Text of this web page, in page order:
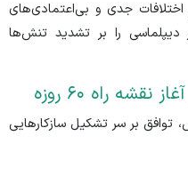
جدی و بی‌اعتمادی‌های
را بر تشدید تنش‌ها
راه ۶۰ روزه
توافق بر سر تشکیل سازکار‌هایی